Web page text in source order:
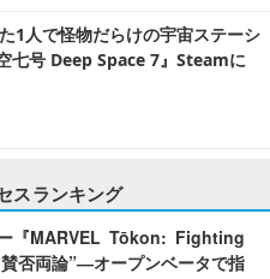
1人で怪物だらけの宇宙ステーシ
七号 Deep Space 7』Steamに
スランキング
ー『MARVEL Tōkon: Fighting
否両論”―オープンベータで指